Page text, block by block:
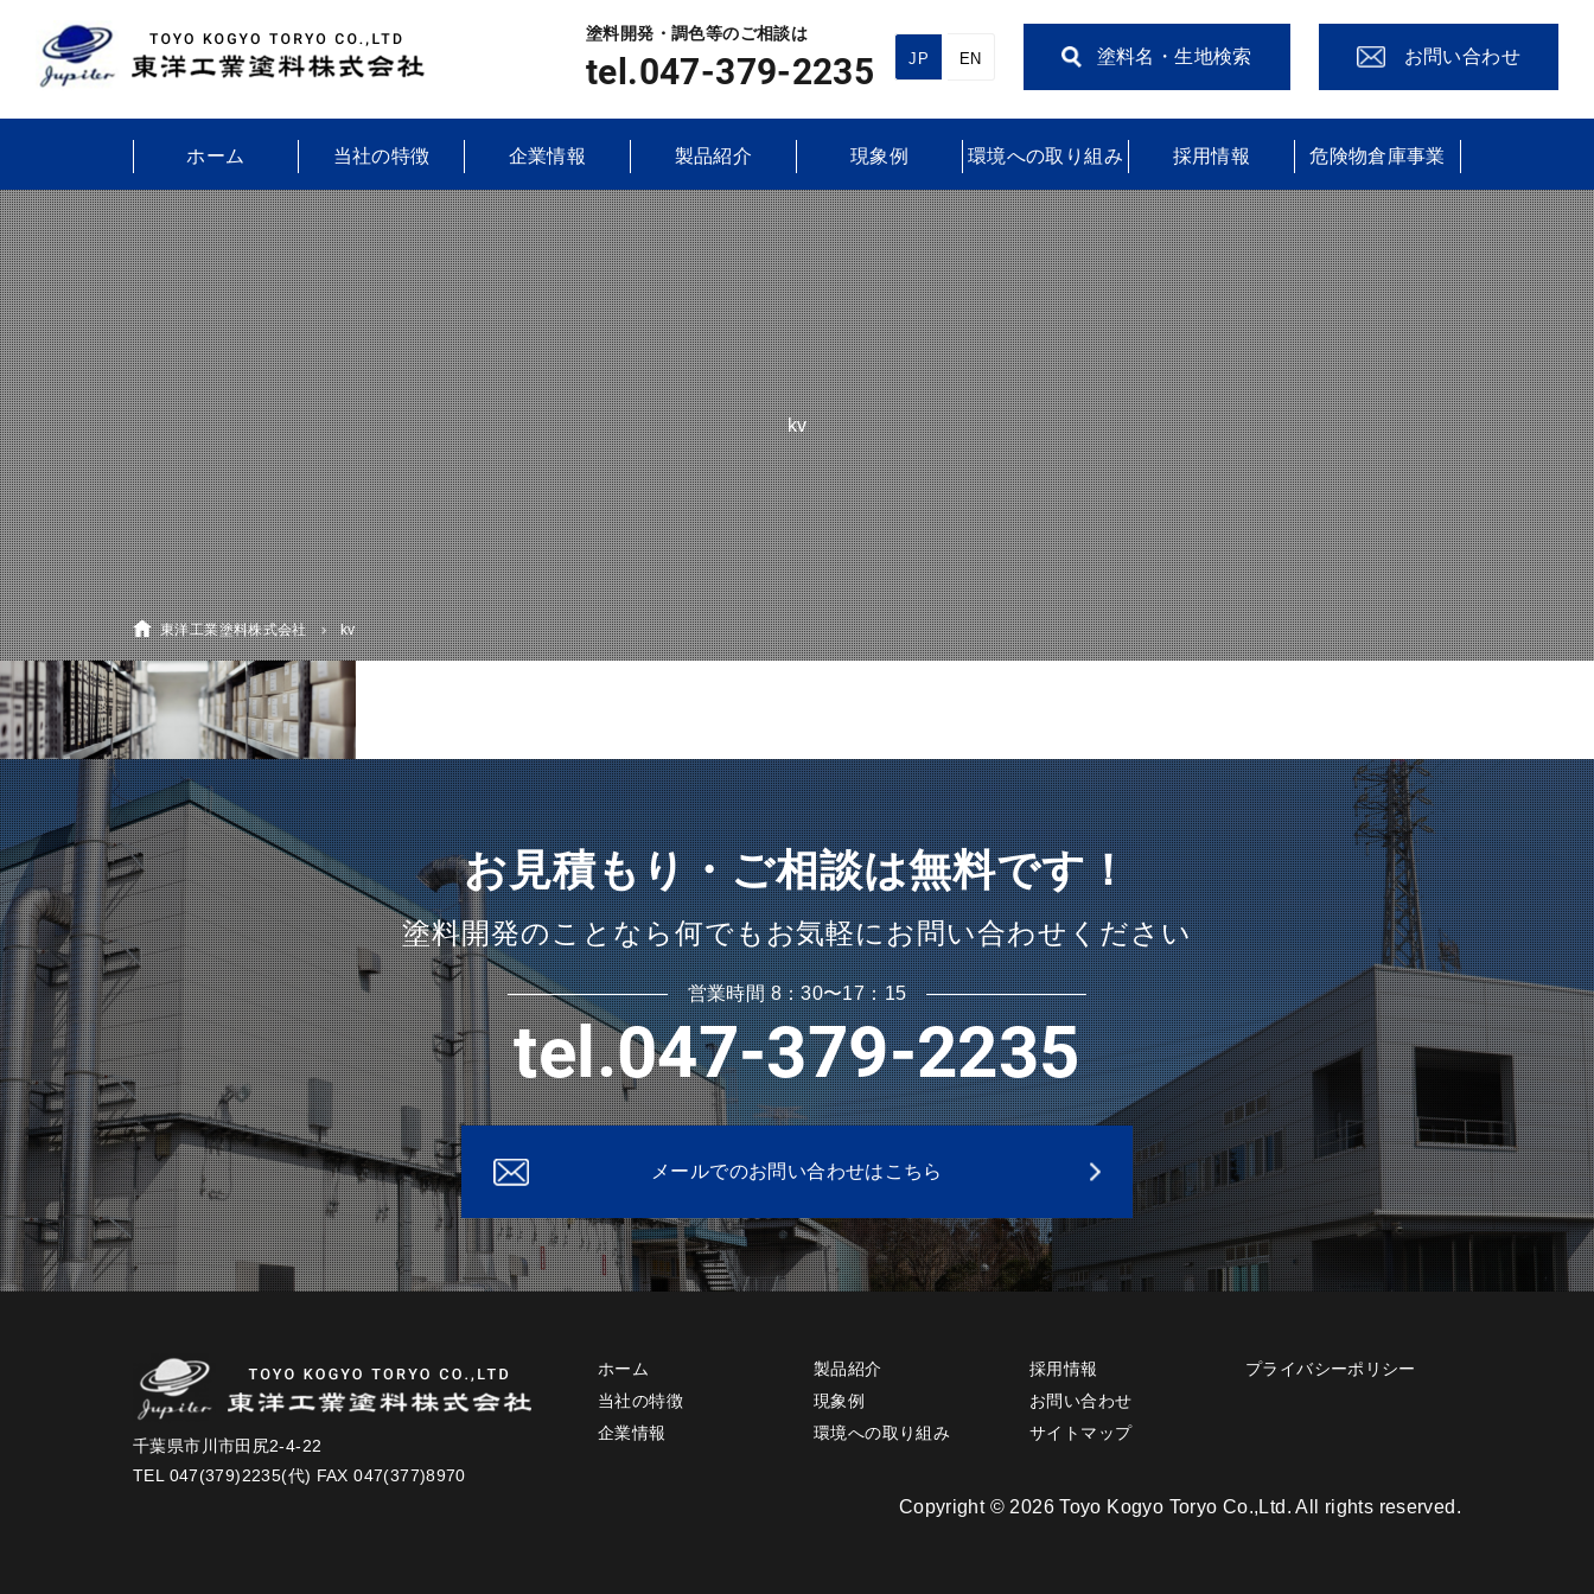
塗料開発・調色等のご相談は
tel.047-379-2235 JP EN 塗料名・生地検索 お問い合わせ
ホーム 当社の特徴 企業情報 製品紹介 現象例 環境への取り組み 採用情報 危険物倉庫事業
kv
東洋工業塗料株式会社 kv
お見積もり・ご相談は無料です！
塗料開発のことなら何でもお気軽にお問い合わせください
営業時間 8：30〜17：15
tel.047-379-2235
メールでのお問い合わせはこちら
千葉県市川市田尻2-4-22
TEL 047(379)2235(代) FAX 047(377)8970
ホーム
当社の特徴
企業情報
製品紹介
現象例
環境への取り組み
採用情報
お問い合わせ
サイトマップ
プライバシーポリシー
Copyright © 2026 Toyo Kogyo Toryo Co.,Ltd. All rights reserved.